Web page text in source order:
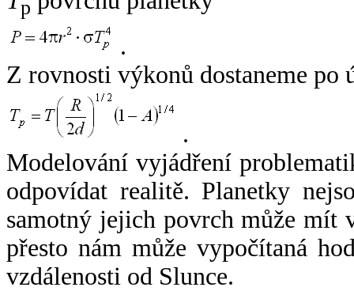
p
.
Z rovnosti výkonů dostaneme po
.
Modelování vyjádření
odpovídat realitě. Planetky
samotný jejich povrch může mít
přesto nám může vypočítaná
vzdálenosti od Slunce.